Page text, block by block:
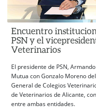
Encuentro
PSN y el
Veterinarios
El presidente de PSN,
Mutua con Gonzalo Moreno
General de Colegios
de Veterinarios de Alicante,
entre ambas entidades.